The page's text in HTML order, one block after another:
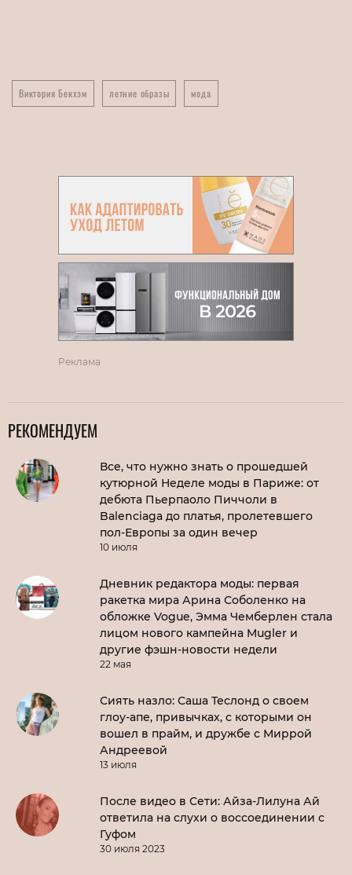
Виктория Бекхэм летние образы мода
Реклама
РЕКОМЕНДУЕМ
Все, что нужно знать о прошедшей
кутюрной Неделе моды в Париже: от
дебюта Пьерпаоло Пиччоли в
Balenciaga до платья, пролетевшего
пол-Европы за один вечер
10 июля
Дневник редактора моды: первая
ракетка мира Арина Соболенко на
обложке Vogue, Эмма Чемберлен стала
лицом нового кампейна Mugler и
другие фэшн-новости недели
22 мая
Сиять назло: Саша Теслонд о своем
глоу-апе, привычках, с которыми он
вошел в прайм, и дружбе с Миррой
Андреевой
13 июля
После видео в Сети: Айза-Лилуна Ай
ответила на слухи о воссоединении с
Гуфом
30 июля 2023